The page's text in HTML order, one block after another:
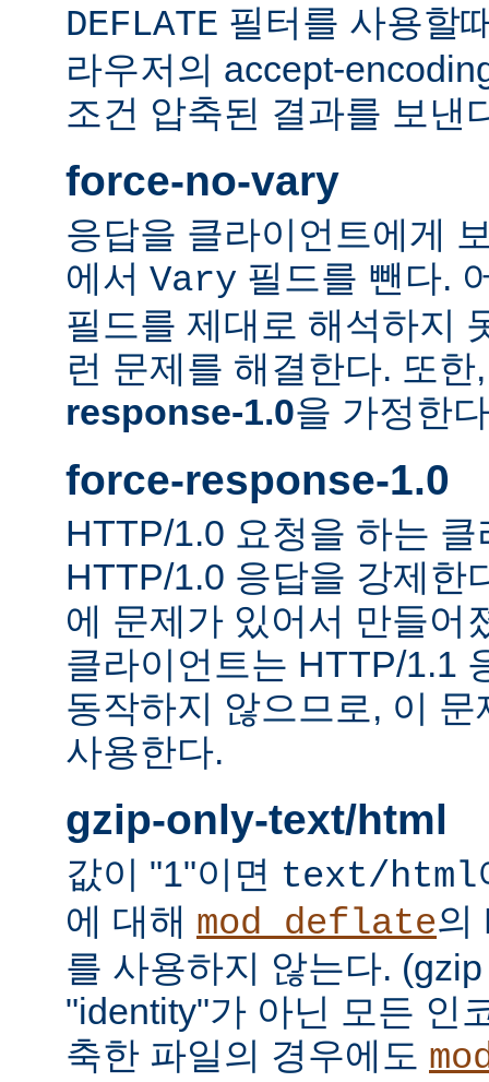
DEFLATE 필터를 사용할
라우저의 accept-
조건 압축된 결과를 보낸
force-no-vary
응답을 클라이언트에게
에서 Vary 필드를 뺀다.
필드를 제대로 해석하지
런 문제를 해결한다. 또
response-1.0을 가정한
force-response-1.0
HTTP/1.0 요청을 하는
HTTP/1.0 응답을 강제한
에 문제가 있어서 만들어
클라이언트는 HTTP/1.1
동작하지 않으므로, 이
사용한다.
gzip-only-text/html
값이 "1"이면 text/html
에 대해 mod_deflate의
를 사용하지 않는다.
"identity"가 아닌 모든 인
축한 파일의 경우에도